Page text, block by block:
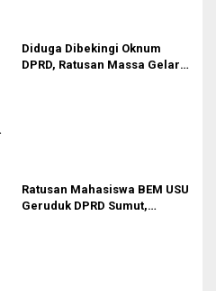
Diduga Dibekingi Oknum
DPRD, Ratusan Massa Gelar
Ratusan Mahasiswa BEM USU
Geruduk DPRD Sumut,